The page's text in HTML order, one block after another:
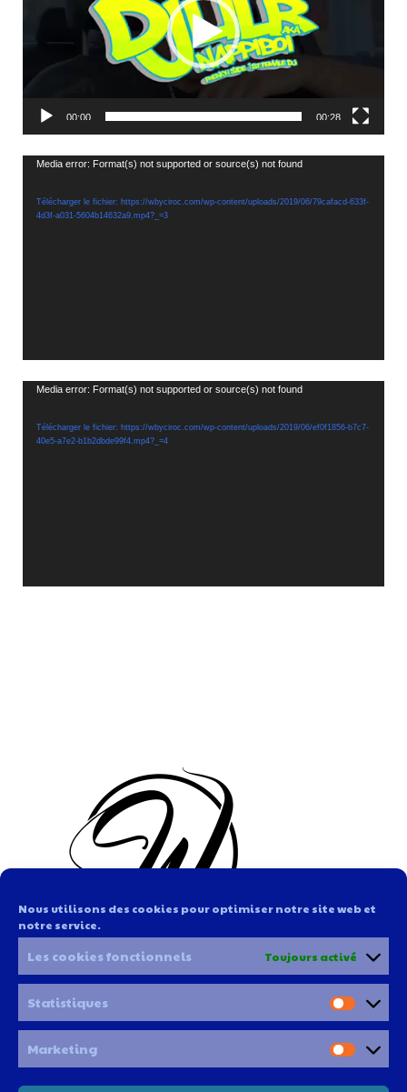
Nous utilisons des cookies pour optimiser notre site web et
notre service.
Les cookies fonctionnels Toujours activé
Statistiques
Marketing
00:00 00:28
Lecteur
Media error: Format(s) not supported or source(s) not found
Télécharger le fichier: https://wbyciroc.com/wp-content/uploads/2019/06/79cafacd-633f-
4d3f-a031-5604b14632a9.mp4?_=3
Lecteur
Media error: Format(s) not supported or source(s) not found
Télécharger le fichier: https://wbyciroc.com/wp-content/uploads/2019/06/ef0f1856-b7c7-
40e5-a7e2-b1b2dbde99f4.mp4?_=4